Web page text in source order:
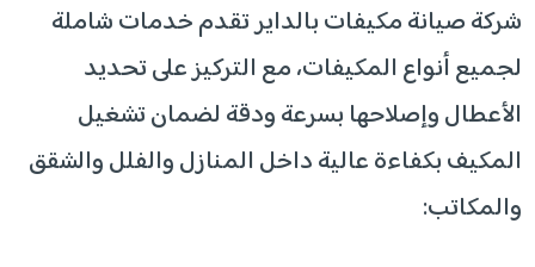
شركة صيانة مكيفات بالداير تقدم خدمات شاملة
لجميع أنواع المكيفات، مع التركيز على تحديد
الأعطال وإصلاحها بسرعة ودقة لضمان تشغيل
المكيف بكفاءة عالية داخل المنازل والفلل والشقق
والمكاتب: